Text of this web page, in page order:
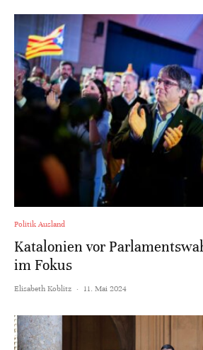
Politik Ausland
Katalonien vor
im Fokus
Elisabeth Koblitz · 11. Mai 2024